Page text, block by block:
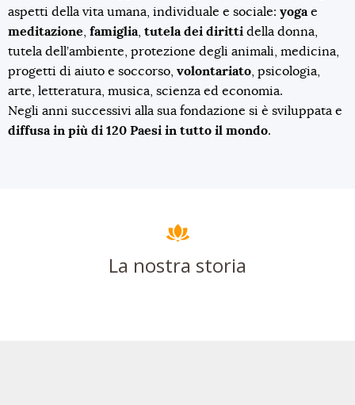
aspetti della vita umana, individuale e sociale: yoga e
meditazione famiglia tutela dei diritti della donna,
tutela dell’ambiente, protezione degli animali, medicina,
progetti di aiuto e soccorso, volontariato , psicologia,
arte, letteratura, musica, scienza ed economia.
Negli anni successivi alla sua fondazione si è sviluppata e
diffusa in più di 120 Paesi in tutto il mondo.
La nostra storia